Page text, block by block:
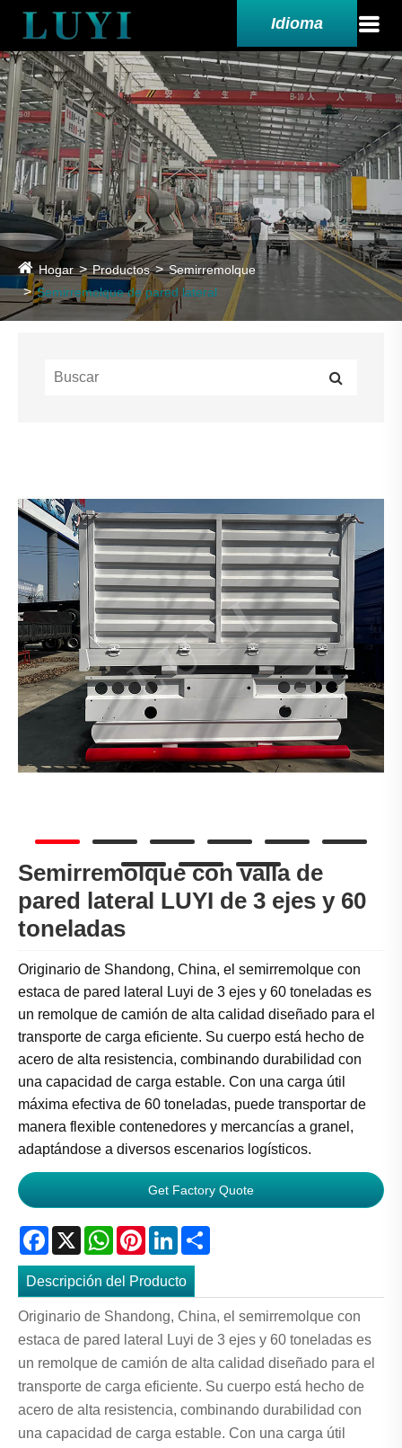
Idioma
Hogar Productos
Semirremolque
Semirremolque de pared lateral
Semirremolque con valla de
pared lateral LUYI de 3 ejes y 60
toneladas
Originario de Shandong, China, el semirremolque con
estaca de pared lateral Luyi de 3 ejes y 60 toneladas es
un remolque de camión de alta calidad diseñado para el
transporte de carga eficiente. Su cuerpo está hecho de
acero de alta resistencia, combinando durabilidad con
una capacidad de carga estable. Con una carga útil
máxima efectiva de 60 toneladas, puede transportar de
manera flexible contenedores y mercancías a granel,
adaptándose a diversos escenarios logísticos.
Get Factory Quote
Facebook
X WhatsApp
PinterestLinkedIn
Descripción del Producto
Originario de Shandong, China, el semirremolque con
estaca de pared lateral Luyi de 3 ejes y 60 toneladas es
un remolque de camión de alta calidad diseñado para el
transporte de carga eficiente. Su cuerpo está hecho de
acero de alta resistencia, combinando durabilidad con
una capacidad de carga estable. Con una carga útil